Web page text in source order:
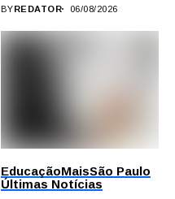
BYREDATOR 06/08/2026
EducaçãoMaisSão Paulo
Últimas Notícias